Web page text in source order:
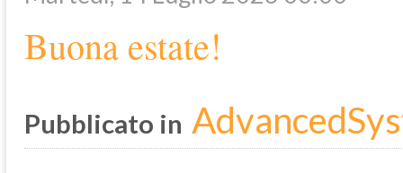
Buona estate!
Pubblicato in